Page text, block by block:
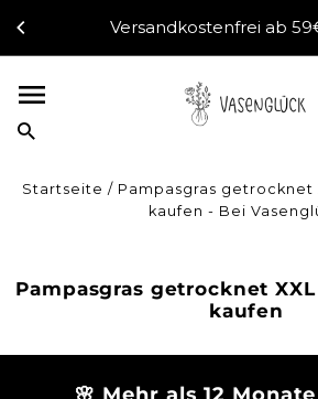
Direkt zum InhaltVersandkostenfrei ab
Startseite / Pampasgras getrocknet
kaufen - Bei
Pampasgras getrocknet
kaufen
🌸 Mehr als 12